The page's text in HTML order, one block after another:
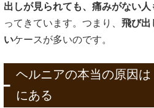
出しが見られても、痛みがない人
ってきています。つまり、 飛び出
いケースが多いのです。
ヘルニアの本当の原因は
にある